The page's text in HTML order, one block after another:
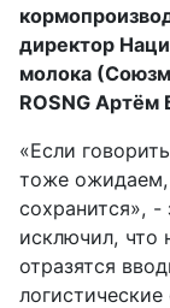
директор
молока
ROSNG Артём
«Если
тоже ожидаем,
сохранится», -
исключил, что
отразятся